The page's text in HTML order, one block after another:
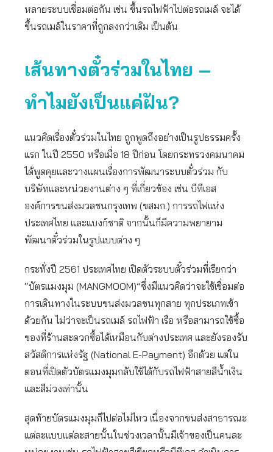
หลายระบบเชื่อมต่อกัน เช่น ขึ้นรถไฟฟ้าไปต่อรถเมล์ จะได้
ขึ้นรถเมล์ในราคาที่ถูกลงกว่าเดิม เป็นต้น
เส้นทางตั๋วร่วมในไทย –
ทำไมยังเป็นแค่ฝัน?
แนวคิดเรื่องตั๋วร่วมในไทย ถูกพูดถึงอย่างเป็นรูปธรรมครั้ง
แรก ในปี 2550 หรือเมื่อ 18 ปีก่อน โดยกระทรวงคมนาคม
ได้พูดคุยและวางแผนเรื่องการพัฒนาระบบตั๋วร่วม กับ
บริษัทและหน่วยงานต่าง ๆ ที่เกี่ยวข้อง เช่น บีทีเอส
องค์การขนส่งมวลชนกรุงเทพ (ขสมก.) การรถไฟแห่ง
ประเทศไทย และแบงก์ชาติ จากนั้นก็มีความพยายาม
พัฒนาตั๋วร่วมในรูปแบบต่าง ๆ
กระทั่งปี 2561 ประเทศไทย เปิดตัวระบบตั๋วร่วมที่เรียกว่า
“บัตรแมงมุม (MANGMOOM)”ซึ่งมีแนวคิดว่าจะใช้เชื่อมต่อ
การเดินทางในระบบขนส่งมวลชนทุกสาย ทุกประเภทเข้า
ด้วยกัน ไม่ว่าจะเป็นรถเมล์ รถไฟฟ้า เรือ หรือสามารถใช้ซื้อ
ของที่ร้านสะดวกซื้อได้เหมือนกับต่างประเทศ และยังรองรับ
สวัสดิการแห่งรัฐ (National E-Payment) อีกด้วย แต่ใน
ตอนที่เปิดตัวบัตรแมงมุมกลับใช้ได้กับรถไฟฟ้าสายสีน้ำเงิน
และสีม่วงเท่านั้น
สุดท้ายบัตรแมงมุมก็ไปต่อไม่ไหว เนื่องจากขนส่งสาธารณะ
แต่ละแบบแต่ละสายนั้นในช่วงเวลานั้นมีเจ้าของเป็นคนละ